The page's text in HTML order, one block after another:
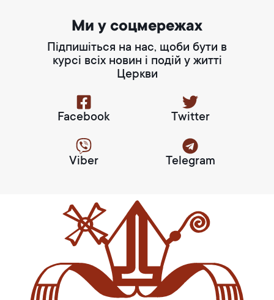
Ми у соцмережах
Підпишіться на нас, щоби бути в
курсі всіх новин і подій у житті
Церкви
Facebook Twitter
Viber Telegram